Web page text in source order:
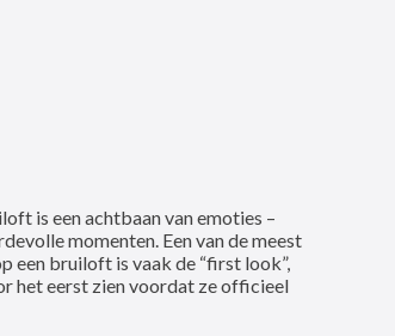
is een achtbaan van emoties –
momenten. Een van de meest
een bruiloft is vaak de “first look”,
het eerst zien voordat ze officieel